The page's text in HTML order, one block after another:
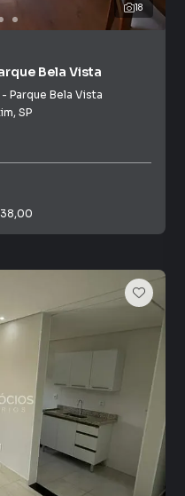
18
Bela Vista
- Parque Bela Vista
, SP